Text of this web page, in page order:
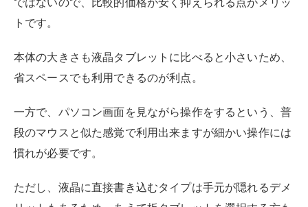
リットもあるため、あえて板タブレットを選択する方も
います。
「イラストやデザインには使用せず、資料への書き込み
やメモ書き程度に使う」という方であれば充分な機能。
低コスト省スペースで利用できるので、ペンタブを初め
て使う方にもおすすめです。
液晶ペンタブレット